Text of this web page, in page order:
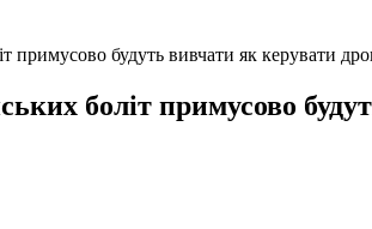
примусово будуть вивчати як керувати
боліт примусово